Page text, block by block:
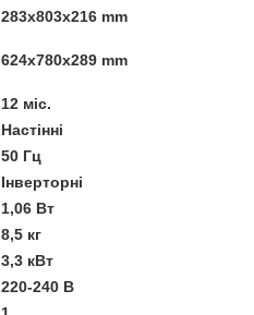
283x803x216 mm
624x780x289 mm
12 міс.
Настінні
50 Гц
Інверторні
1,06 Вт
8,5 кг
3,3 кВт
220-240 В